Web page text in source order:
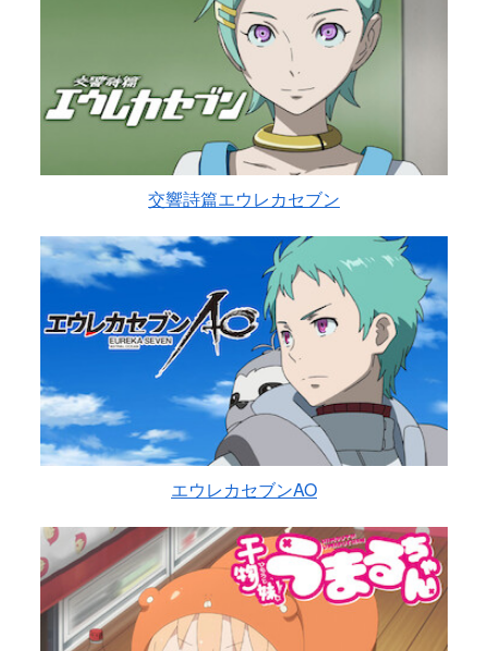
交響詩篇エウレカセブン
エウレカセブンAO